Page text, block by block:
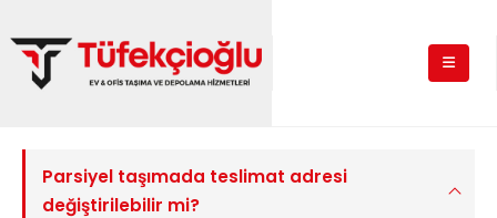
Parsiyel taşımada teslimat adresi
değiştirilebilir mi?